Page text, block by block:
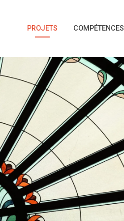
PROJETS COMPÉTENCES